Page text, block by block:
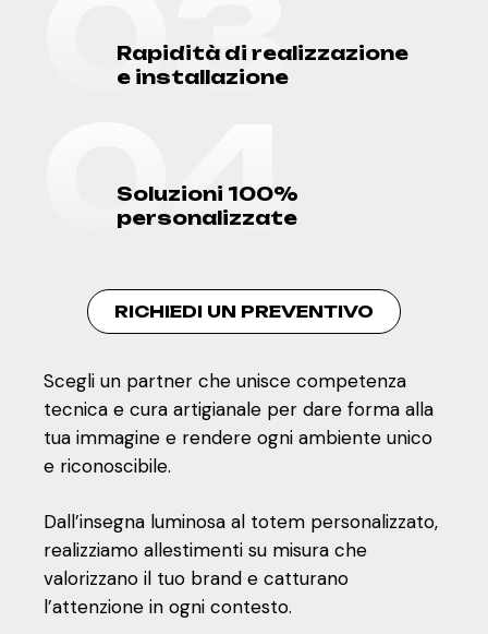
03
Rapidità di realizzazione
e installazione
04
Soluzioni 100%
personalizzate
RICHIEDI UN PREVENTIVO
Scegli un partner che unisce competenza
tecnica e cura artigianale per dare forma alla
tua immagine e rendere ogni ambiente unico
e riconoscibile.
Dall’insegna luminosa al totem personalizzato,
realizziamo allestimenti su misura che
valorizzano il tuo brand e catturano
l’attenzione in ogni contesto.